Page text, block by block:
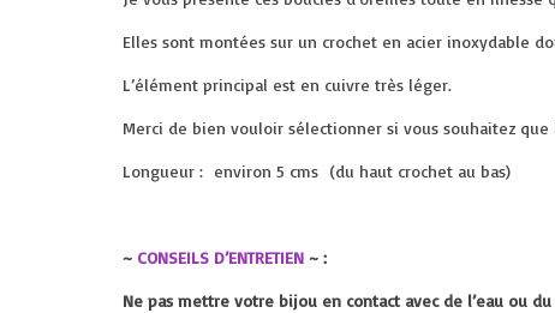
Elles sont montées sur un crochet en acier inoxydable
L’élément principal est en cuivre très léger.
Merci de bien vouloir sélectionner si vous souhaitez
Longueur : environ 5 cms (du haut crochet au bas)
~ CONSEILS D’ENTRETIEN ~ :
Ne pas mettre votre bijou en contact avec de l’eau ou